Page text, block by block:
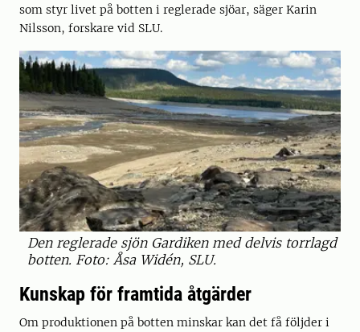
som styr livet på botten i reglerade sjöar, säger Karin
Nilsson, forskare vid SLU.
Den reglerade sjön Gardiken med delvis torrlagd
botten. Foto: Åsa Widén, SLU.
Kunskap för framtida åtgärder
Om produktionen på botten minskar kan det få följder i